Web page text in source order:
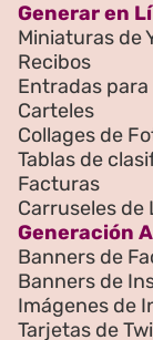
Generar en
Miniaturas de
Recibos
Entradas
Carteles
Collages de
Tablas de
Facturas
Carruseles de
Generación
Banners de
Banners de
Imágenes de
Tarjetas de